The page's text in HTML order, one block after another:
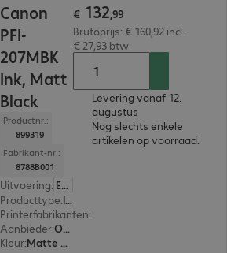
Canon
PFI-
207MBK
Ink, Matt
Black
Productnr.:
899319
Fabrikant-nr.:
8788B001
Uitvoering: Europa
Producttype: Ink
Printerfabrikanten:
Aanbieder:
Origineel
Kleur: Matte black
€ 132,99
Brutoprijs: € 160,92 incl.
€ 27,93 btw
Levering vanaf 12.
augustus
Nog slechts enkele
artikelen op voorraad.